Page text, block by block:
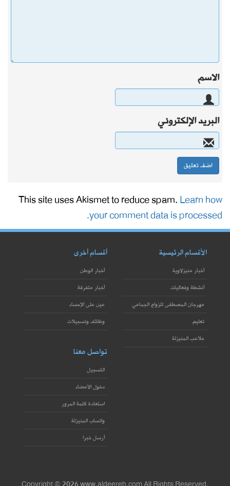
الاسم
البريد الإلكتروني
This site uses Akismet to reduce spam.Learn how
your comment data is processed.
الأقسام الرئيسية
أخبار منيزلاوية
أنشطة وفعاليات
مهرجان المصطفى للزواج الجماعي
تعليم
ملاعب المنيزلة
أقسام أخرى
أخبار الوطن
أخبار متفرقة
عين على الإحساء
وظائف وتسجيلات
تواصل معنا
التسجيل
دخول الأعضاء
استعادة كلمة المرور
واتساب المنيزلة
أرسل خبرا